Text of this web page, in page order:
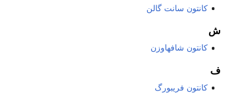
كانتون سانت گالن
ش
كانتون شافهاوزن
ف
كانتون فريبورگ